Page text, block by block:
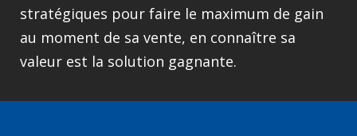
stratégiques pour faire le maximum de gain
au moment de sa vente, en connaître sa
valeur est la solution gagnante.